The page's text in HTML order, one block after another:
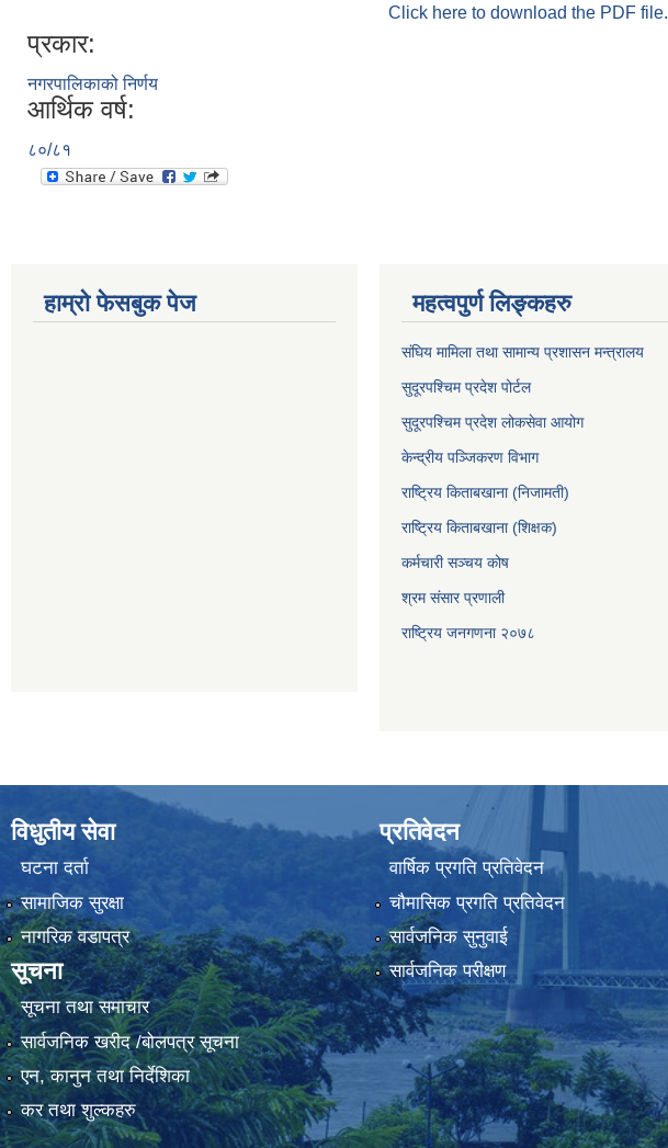
Click here to download the PDF file.
प्रकार:
नगरपालिकाको निर्णय
आर्थिक वर्ष:
८०/८१
हाम्रो फेसबुक पेज महत्वपुर्ण लिङ्कहरु
संघिय मामिला तथा सामान्य प्रशासन मन्त्रालय
सुदूरपश्चिम प्रदेश पोर्टल
सुदूरपश्‍चिम प्रदेश लोकसेवा आयोग
केन्द्रीय पञ्जिकरण विभाग
राष्ट्रिय किताबखाना (निजामती)
राष्ट्रिय किताबखाना (शिक्षक)
कर्मचारी सञ्चय कोष
श्रम संसार प्रणाली
राष्ट्रिय जनगणना २०७८
विधुतीय सेवा
घटना दर्ता
सामाजिक सुरक्षा
नागरिक वडापत्र
सूचना
सूचना तथा समाचार
सार्वजनिक खरीद /बोलपत्र सूचना
एन, कानुन तथा निर्देशिका
कर तथा शुल्कहरु
प्रतिवेदन
वार्षिक प्रगति प्रतिवेदन
चौमासिक प्रगति प्रतिवेदन
सार्वजनिक सुनुवाई
सार्वजनिक परीक्षण